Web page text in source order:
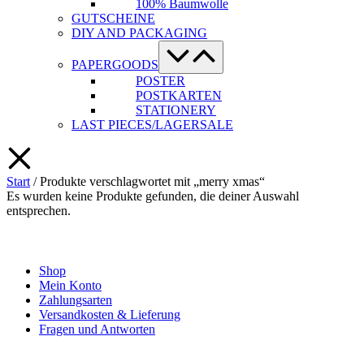
100% Baumwolle
GUTSCHEINE
DIY AND PACKAGING
PAPERGOODS
Menü-
Schalter
POSTER
POSTKARTEN
STATIONERY
LAST PIECES/LAGERSALE
Start / Produkte verschlagwortet mit „merry xmas“
Es wurden keine Produkte gefunden, die deiner Auswahl
entsprechen.
Shop
Mein Konto
Zahlungsarten
Versandkosten & Lieferung
Fragen und Antworten